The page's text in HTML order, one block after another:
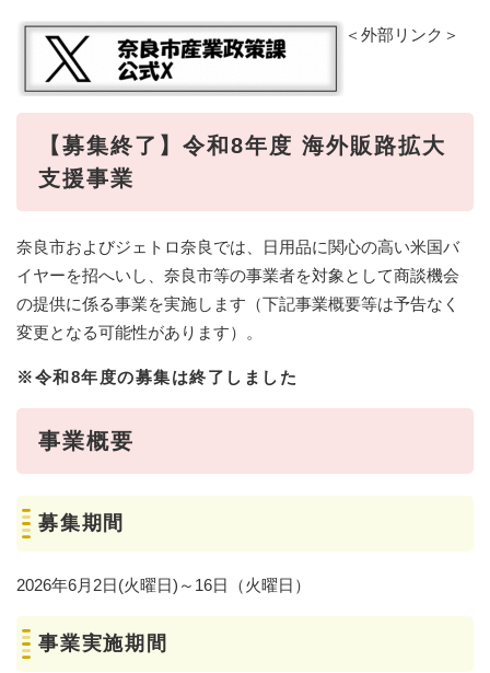
＜外部リンク＞
【募集終了】令和8年度 海外販路拡大
支援事業
奈良市およびジェトロ奈良では、日用品に関心の高い米国バ
イヤーを招へいし、奈良市等の事業者を対象として商談機会
の提供に係る事業を実施します（下記事業概要等は予告なく
変更となる可能性があります）。​
※令和8年度の募集は終了しました
事業概要
募集期間
2026年6月2日(火曜日)～16日（火曜日）
事業実施期間